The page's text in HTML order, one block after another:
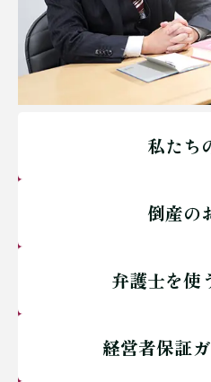
私たち
倒産の
弁護士を使
経営者保証